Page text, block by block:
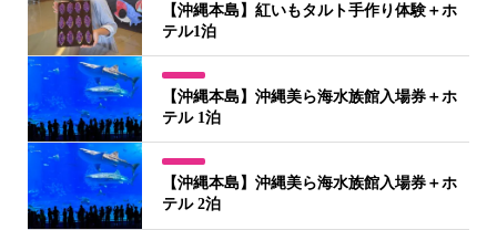
【沖縄本島】紅いもタルト手作り体験＋ホ
テル1泊
【沖縄本島】沖縄美ら海水族館入場券＋ホ
テル 1泊
【沖縄本島】沖縄美ら海水族館入場券＋ホ
テル 2泊